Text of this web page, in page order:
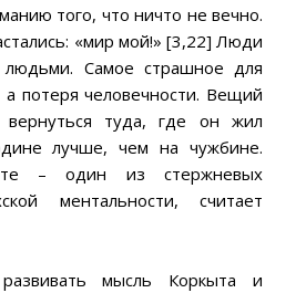
того, что ничто не вечно.
«мир мой!» [3,22] Люди
людьми. Самое страшное для
а потеря человечности. Вещий
вернуться туда, где он жил
лучше, чем на чужбине.
– один из стержневых
ментальности, считает
мысль Коркыта и